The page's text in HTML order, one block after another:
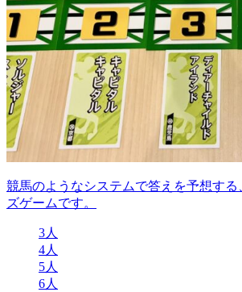
競馬のようなシステムで答えを予想する
ズゲームです。
3人
4人
5人
6人